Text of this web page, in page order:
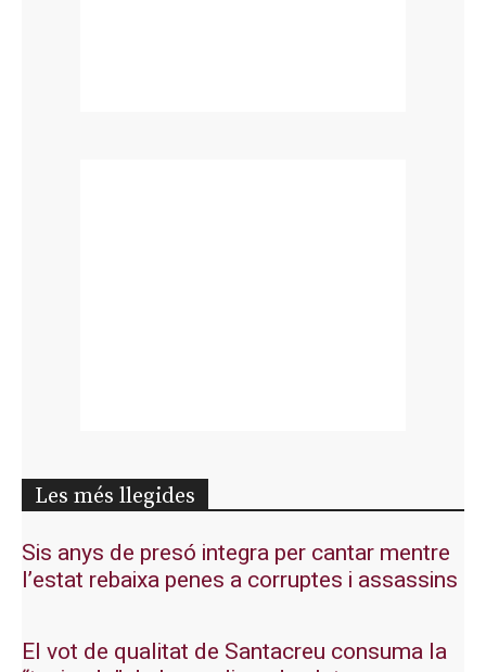
Les més llegides
Sis anys de presó integra per cantar mentre
l’estat rebaixa penes a corruptes i assassins
El vot de qualitat de Santacreu consuma la